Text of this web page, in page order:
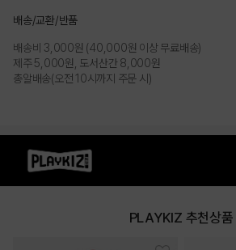
배송/교환/반품
배송비 3,000원 (40,000원 이상 무료배송)
제주 5,000원, 도서산간 8,000원
총알배송(오전 10시까지 주문 시)
PLAYKIZ 추천상품